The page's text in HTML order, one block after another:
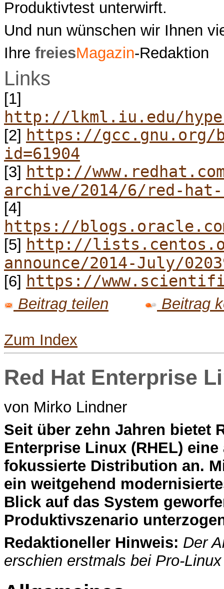
Produktivtest unterwirft.
Und nun wünschen wir Ihnen
Ihre freiesMagazin-Redaktion
Links
[1]
http://lkml.iu.edu/
[2] https://gcc.gnu.org/
id=61904
[3] http://
archive/2014/6/red-
[4]
https://
[5] http://
announce/2014-July/
[6] https://
Beitrag teilen Beitrag
Zum Index
Red Hat Enterprise
von Mirko Lindner
Seit über zehn Jahren bietet
Enterprise Linux (RHEL)
fokussierte Distribution an.
ein weitgehend
Blick auf das System
Produktivszenario
Redaktioneller Hinweis: Der
erschien erstmals bei Pro-